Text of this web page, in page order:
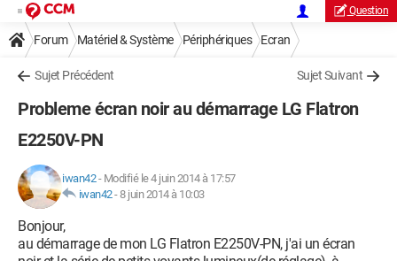
Question
Forum Matériel & Système Périphériques Ecran
Sujet Précédent Sujet Suivant
Probleme écran noir au démarrage LG Flatron
E2250V-PN
iwan42- Modifié le 4 juin 2014 à 17:57
iwan42-8 juin 2014 à 10:03
Bonjour,
au démarrage de mon LG Flatron E2250V-PN, j'ai un écran